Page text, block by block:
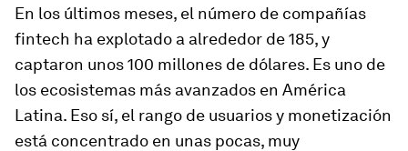
En los últimos meses, el número de compañías
fintech ha explotado a alrededor de 185, y
captaron unos 100 millones de dólares. Es uno de
los ecosistemas más avanzados en América
Latina. Eso sí, el rango de usuarios y monetización
está concentrado en unas pocas, muy